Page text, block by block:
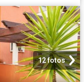
12 fotos